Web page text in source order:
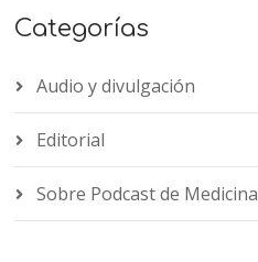
Categorías
Audio y divulgación
Editorial
Sobre Podcast de Medicina